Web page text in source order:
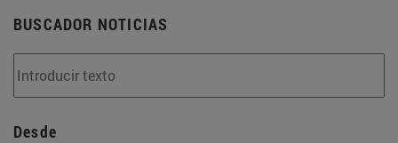
BUSCADOR NOTICIAS
Desde